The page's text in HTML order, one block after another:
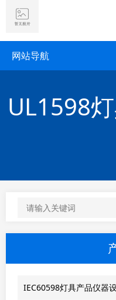
网站导航
UL1598
IEC60598灯具产品仪器